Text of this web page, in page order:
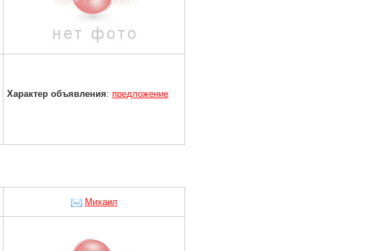
Характер объявления: предложение
Михаил